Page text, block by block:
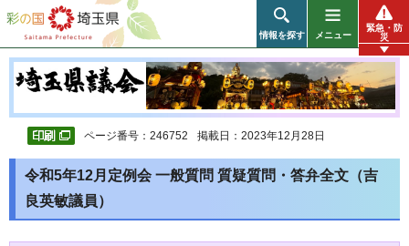
彩の国 埼玉県
情報を探す メニュー
緊急・防
災
ページ番号：246752 掲載日：2023年12月28日
令和5年12月定例会 一般質問 質疑質問・答弁全文（吉
良英敏議員）